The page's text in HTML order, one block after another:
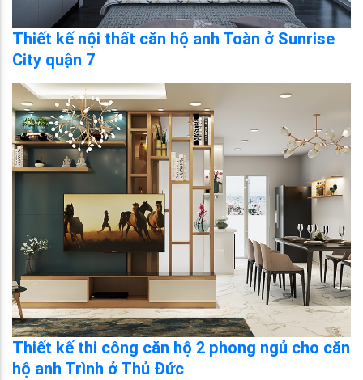
Thiết kế nội thất căn hộ anh Toàn ở Sunrise
City quận 7
Thiết kế thi công căn hộ 2 phong ngủ cho căn
hộ anh Trình ở Thủ Đức